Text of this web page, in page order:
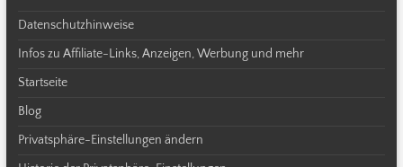
Datenschutzhinweise
Infos zu Affiliate-Links, Anzeigen, Werbung und mehr
Startseite
Blog
Privatsphäre-Einstellungen ändern